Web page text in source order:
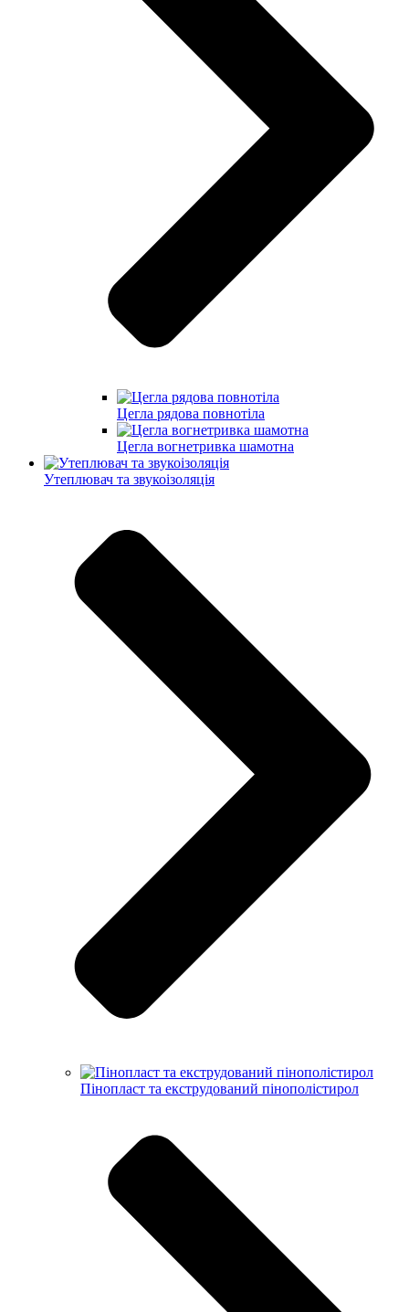
Цегла рядова повнотіла
Цегла вогнетривка шамотна
Утеплювач та звукоізоляція
Пінопласт та екструдований пінополістирол